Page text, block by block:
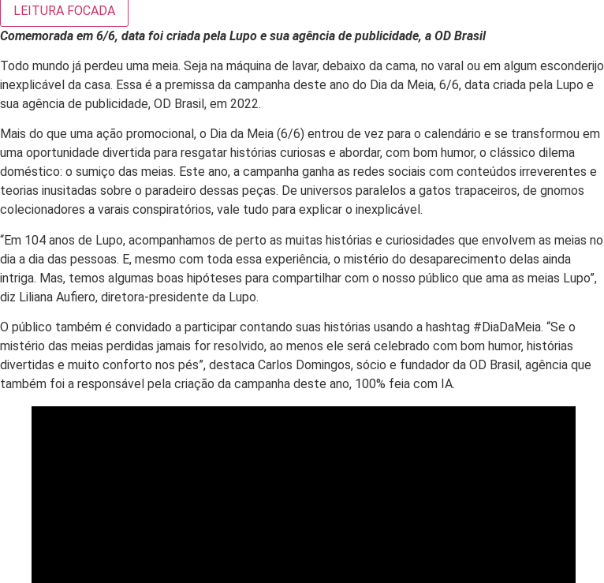
LEITURA FOCADA
Comemorada em 6/6, data foi criada pela Lupo e sua agência de publicidade, a OD Brasil
Todo mundo já perdeu uma meia. Seja na máquina de lavar, debaixo da cama, no varal ou em algum esconderijo
inexplicável da casa. Essa é a premissa da campanha deste ano do Dia da Meia, 6/6, data criada pela Lupo e
sua agência de publicidade, OD Brasil, em 2022.
Mais do que uma ação promocional, o Dia da Meia (6/6) entrou de vez para o calendário e se transformou em
uma oportunidade divertida para resgatar histórias curiosas e abordar, com bom humor, o clássico dilema
doméstico: o sumiço das meias. Este ano, a campanha ganha as redes sociais com conteúdos irreverentes e
teorias inusitadas sobre o paradeiro dessas peças. De universos paralelos a gatos trapaceiros, de gnomos
colecionadores a varais conspiratórios, vale tudo para explicar o inexplicável.
“Em 104 anos de Lupo, acompanhamos de perto as muitas histórias e curiosidades que envolvem as meias no
dia a dia das pessoas. E, mesmo com toda essa experiência, o mistério do desaparecimento delas ainda
intriga. Mas, temos algumas boas hipóteses para compartilhar com o nosso público que ama as meias Lupo”,
diz Liliana Aufiero, diretora-presidente da Lupo.
O público também é convidado a participar contando suas histórias usando a hashtag #DiaDaMeia. “Se o
mistério das meias perdidas jamais for resolvido, ao menos ele será celebrado com bom humor, histórias
divertidas e muito conforto nos pés”, destaca Carlos Domingos, sócio e fundador da OD Brasil, agência que
também foi a responsável pela criação da campanha deste ano, 100% feia com IA.